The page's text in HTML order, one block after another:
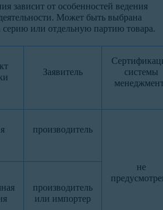
зависит от особенностей ведения
Может быть выбрана
или отдельную партию товара.
Заявитель
системы
производитель
не
производитель
или импортер